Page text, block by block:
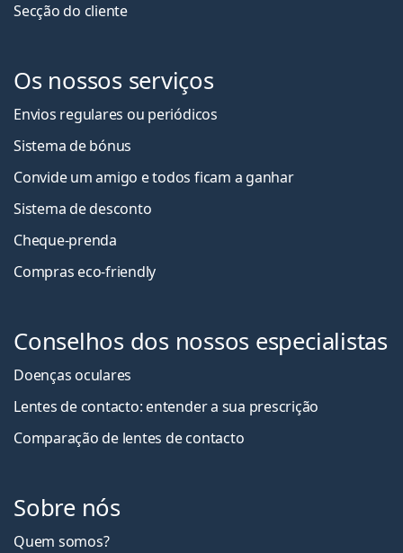
Secção do cliente
Os nossos serviços
Envios regulares ou periódicos
Sistema de bónus
Convide um amigo e todos ficam a ganhar
Sistema de desconto
Cheque-prenda
Compras eco-friendly
Conselhos dos nossos especialistas
Doenças oculares
Lentes de contacto: entender a sua prescrição
Comparação de lentes de contacto
Sobre nós
Quem somos?